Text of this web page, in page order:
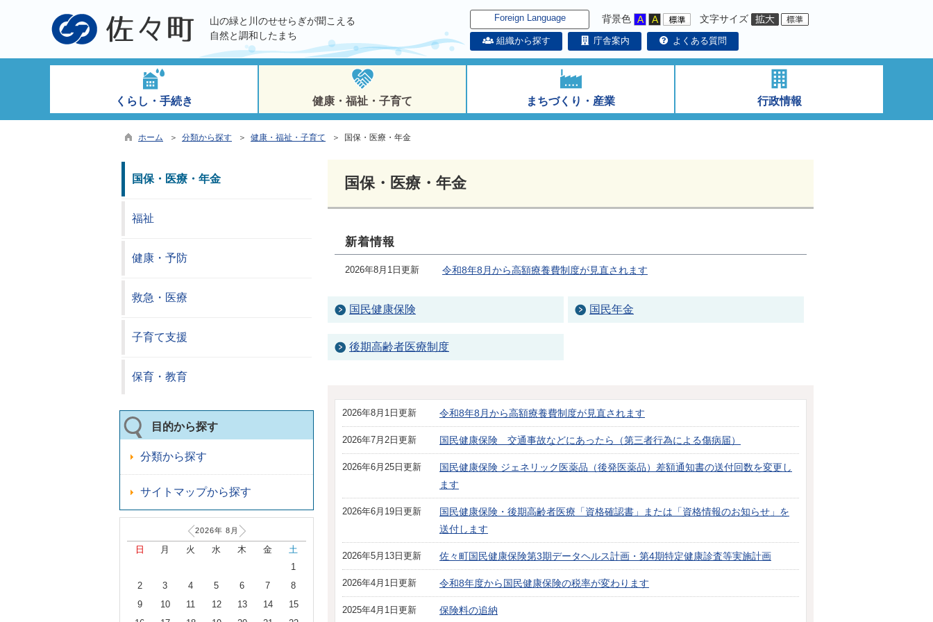
山の緑と川のせせらぎが聞こえる
自然と調和したまち
Foreign Language 背景色 文字サイズ
組織から探す 庁舎案内 よくある質問
くらし・手続き 健康・福祉・子育て まちづくり・産業 行政情報
ホーム ＞ 分類から探す ＞ 健康・福祉・子育て ＞ 国保・医療・年金
国保・医療・年金
新着情報
2026年8月1日更新 令和8年8月から高額療養費制度が見直されます
国民健康保険 国民年金
後期高齢者医療制度
2026年8月1日更新 令和8年8月から高額療養費制度が見直されます
2026年7月2日更新 国民健康保険 交通事故などにあったら（第三者行為による傷病届）
2026年6月25日更新
国民健康保険 ジェネリック医薬品（後発医薬品）差額通知書の送付回数を変更し
ます
2026年6月19日更新
国民健康保険・後期高齢者医療「資格確認書」または「資格情報のお知らせ」を
送付します
2026年5月13日更新 佐々町国民健康保険第3期データヘルス計画・第4期特定健康診査等実施計画
2026年4月1日更新 令和8年度から国民健康保険の税率が変わります
2025年4月1日更新 保険料の追納
国保・医療・年金
福祉
健康・予防
救急・医療
子育て支援
保育・教育
目的から探す
分類から探す
サイトマップから探す
2026年 8 月
日 月 火 水 木 金
土
1
2
3 4 5 6 7
8
9
10 11 12 13 14
15